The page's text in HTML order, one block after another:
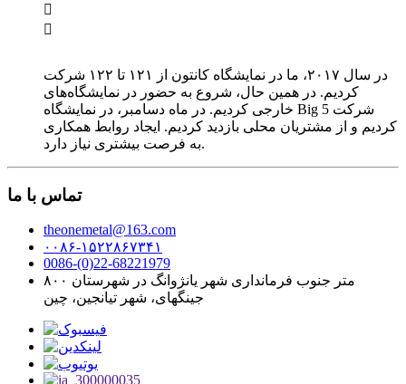


در سال ۲۰۱۷، ما در نمایشگاه کانتون از ۱۲۱ تا ۱۲۲ شرکت
کردیم. در همین حال، شروع به حضور در نمایشگاه‌های
خارجی کردیم. در ماه دسامبر، در نمایشگاه Big 5 شرکت
کردیم و از مشتریان محلی بازدید کردیم. ایجاد روابط همکاری
به فرصت بیشتری نیاز دارد.
تماس با ما
theonemetal@163.com
۰۰۸۶-۱۵۲۲۸۶۷۳۴۱
0086-(0)22-68221979
۸۰۰ متر جنوب فرمانداری شهر یانژوانگ در شهرستان
جینگهای، شهر تیانجین، چین